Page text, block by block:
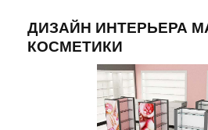
ДИЗАЙН ИНТЕРЬЕРА
КОСМЕТИКИ